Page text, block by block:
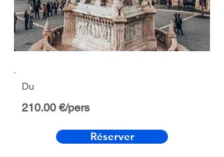
Du
210.00 €/pers
Réserver